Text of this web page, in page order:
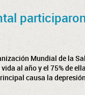
Mundial de la
al año y el 75% de
causa la